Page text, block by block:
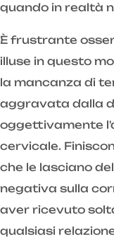
quando in realtà
È frustrante
illuse in questo
la mancanza di
aggravata dalla
oggettivamente
cervicale.
che le lasciano
negativa sulla
aver ricevuto
qualsiasi